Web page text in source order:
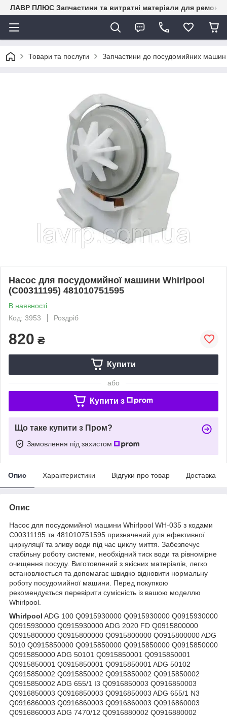
ЛАВР ПЛЮС Запчастини та витратні матеріали для ремонту
Товари та послуги Запчастини до посудомийних
Насос для посудомийної машини Whirlpool
(C00311195) 481010751595
В наявності
Код: 3953
Роздріб
820 ₴
Купити
або
Купити з
Що таке купити з Пром?
Замовлення під захистом
Опис Характеристики Відгуки про товар Доставка
Опис
Насос для посудомийної машини Whirlpool WH-035 з кодами
C00311195 та 481010751595 призначений для ефективної
циркуляції та зливу води під час циклу миття. Забезпечує
стабільну роботу системи, необхідний тиск води та рівномірне
очищення посуду. Виготовлений з якісних матеріалів, легко
встановлюється та допомагає швидко відновити нормальну
роботу посудомийної машини. Перед покупкою
рекомендується перевірити сумісність із вашою моделлю
Whirlpool.
Whirlpool ADG 100 Q0915930000 Q0915930000 Q0915930000
Q0915930000 Q0915930000 ADG 2020 FD Q0915800000
Q0915800000 Q0915800000 Q0915800000 Q0915800000 ADG
5010 Q0915850000 Q0915850000 Q0915850000 Q0915850000
Q0915850000 ADG 50101 Q0915850001 Q0915850001
Q0915850001 Q0915850001 Q0915850001 ADG 50102
Q0915850002 Q0915850002 Q0915850002 Q0915850002
Q0915850002 ADG 655/1 I3 Q0916850003 Q0916850003
Q0916850003 Q0916850003 Q0916850003 ADG 655/1 N3
Q0916860003 Q0916860003 Q0916860003 Q0916860003
Q0916860003 ADG 7470/12 Q0916880002 Q0916880002